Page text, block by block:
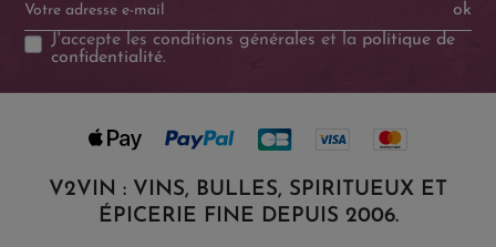
ok
J'accepte lesconditions générales et la politique de
confidentialité.
V2VIN : VINS, BULLES, SPIRITUEUX ET
ÉPICERIE FINE DEPUIS 2006.